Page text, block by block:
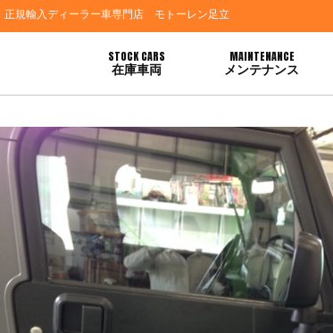
正規輸入ディーラー車専門店 モトーレン足立
STOCK CARS
在庫車両
MAINTENANCE
メンテナンス
ングラーご納車おめでとうございます